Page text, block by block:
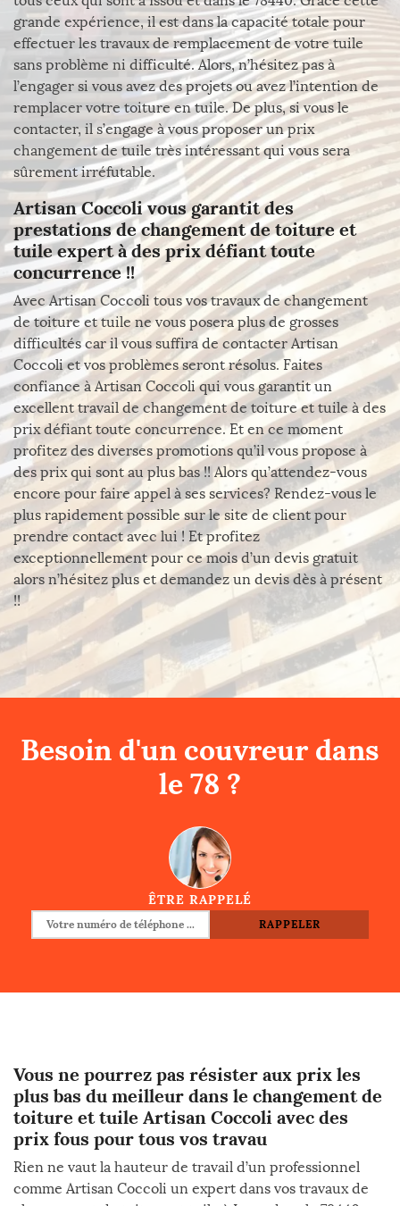
grande expérience, il est dans la capacité totale pour
effectuer les travaux de remplacement de votre tuile
sans problème ni difficulté. Alors, n’hésitez pas à
l’engager si vous avez des projets ou avez l’intention de
remplacer votre toiture en tuile. De plus, si vous le
contacter, il s’engage à vous proposer un prix
changement de tuile très intéressant qui vous sera
sûrement irréfutable.
Artisan Coccoli vous garantit des
prestations de changement de toiture et
tuile expert à des prix défiant toute
concurrence !!
Avec Artisan Coccoli tous vos travaux de changement
de toiture et tuile ne vous posera plus de grosses
difficultés car il vous suffira de contacter Artisan
Coccoli et vos problèmes seront résolus. Faites
confiance à Artisan Coccoli qui vous garantit un
excellent travail de changement de toiture et tuile à des
prix défiant toute concurrence. Et en ce moment
profitez des diverses promotions qu’il vous propose à
des prix qui sont au plus bas !! Alors qu’attendez-vous
encore pour faire appel à ses services? Rendez-vous le
plus rapidement possible sur le site de client pour
prendre contact avec lui ! Et profitez
exceptionnellement pour ce mois d’un devis gratuit
alors n’hésitez plus et demandez un devis dès à présent
!!
Besoin d'un couvreur dans
le 78 ?
ÊTRE RAPPELÉ
Vous ne pourrez pas résister aux prix les
plus bas du meilleur dans le changement de
toiture et tuile Artisan Coccoli avec des
prix fous pour tous vos travau
Rien ne vaut la hauteur de travail d’un professionnel
comme Artisan Coccoli un expert dans vos travaux de